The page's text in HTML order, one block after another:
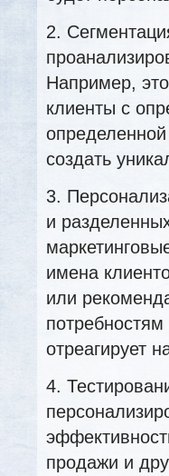
2.
Например,
клиенты с
создать
3.
и
имена
или
отреагирует
4.
продажи и